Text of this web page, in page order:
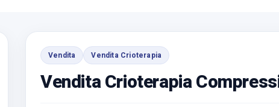
Vendita Vendita Crioterapia
Vendita Crioterapia